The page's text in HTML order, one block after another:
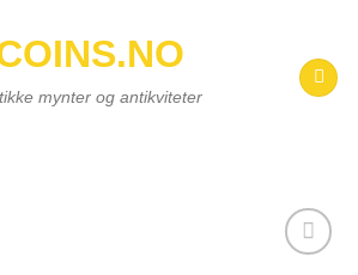
mynter og antikviteter